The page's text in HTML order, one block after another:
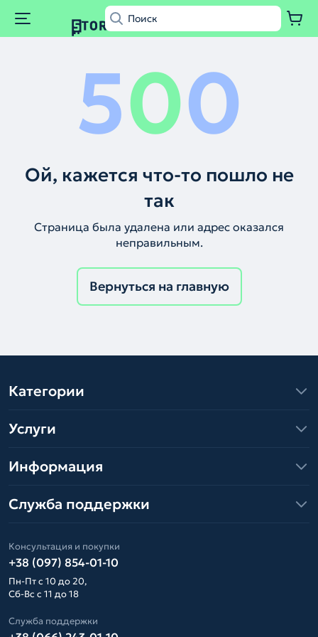
500
Ой, кажется что-то пошло не
так
Страница была удалена или адрес оказался
неправильным.
Вернуться на главную
Категории
Услуги
Информация
Служба поддержки
Консультация и покупки
+38 (097) 854-01-10
Пн-Пт с 10 до 20,
Сб-Вс с 11 до 18
Служба поддержки